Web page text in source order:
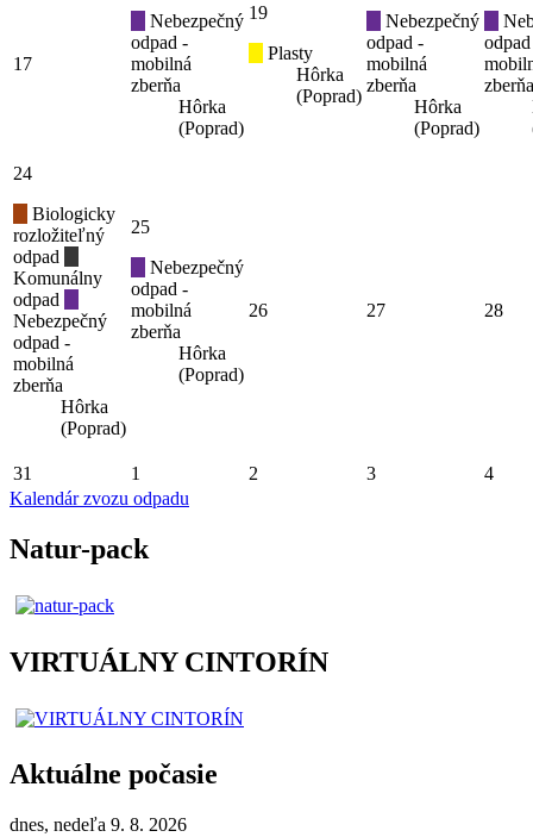
17
Nebezpečný
odpad -
mobilná
zberňa
Hôrka
(Poprad)
19
Plasty
Hôrka
(Poprad)
Nebezpečný
odpad -
mobilná
zberňa
Hôrka
(Poprad)
zberňa
24
Biologicky
rozložiteľný
odpad
Komunálny
odpad
Nebezpečný
odpad -
mobilná
zberňa
Hôrka
(Poprad)
25
Nebezpečný
odpad -
mobilná
zberňa
Hôrka
(Poprad)
26 27 28
31 1 2 3
4
Kalendár zvozu odpadu
Natur-pack
VIRTUÁLNY CINTORÍN
Aktuálne počasie
dnes, nedeľa 9. 8. 2026